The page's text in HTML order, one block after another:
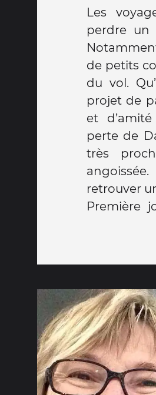
Les
perdre un
de petits
du vol.
projet de
et
perte de Dany, ses funérailles hier,
très
retrouver
Première